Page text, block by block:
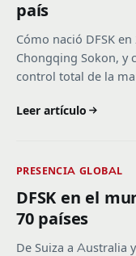
país
Cómo nació DFSK
Chongqing Sokon, y
control total de la
Leer artículo
PRESENCIA GLOBAL
DFSK en el
70 países
De Suiza a Australia